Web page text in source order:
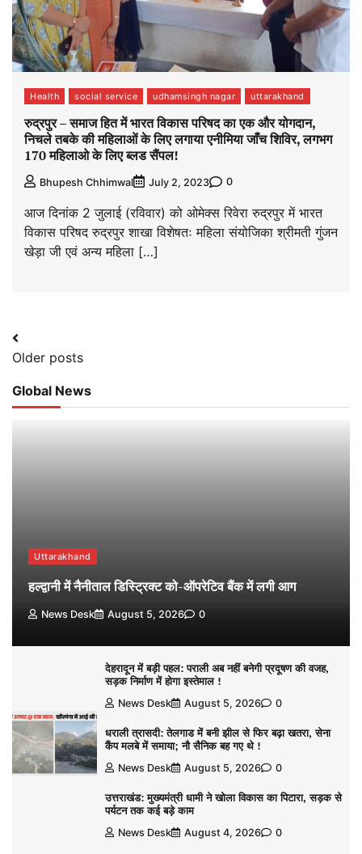
Health social service udhamsingh nagar uttarakhand
रुद्रपुर – समाज हित में भारत विकास परिषद का एक और योगदान,
निचले तबके की महिलाओं के लिए लगाया एनीमिया जाँच शिविर, लगभग
170 महिलाओ के लिए ब्लड सैंपल!
Bhupesh Chhimwal July 2, 2023 0
आज दिनांक 2 जुलाई (रविवार) को ओमेक्स रिवेरा रुद्रपुर में भारत
विकास परिषद रुद्रपुर शाखा विशेषतः महिला संयोजिका श्रीमती गुंजन
खेड़ा जी एवं अन्य महिला […]
Posts
navigation
Older posts
Global News
Uttarakhand
हल्द्वानी में नैनीताल डिस्ट्रिक्ट को-ऑपरेटिव बैंक में लगी आग
News Desk August 5, 2026 0
देहरादून में बड़ी पहल: पराली अब नहीं बनेगी प्रदूषण की वजह,
सड़क निर्माण में होगा इस्तेमाल !
News Desk August 5, 2026 0
धराली त्रासदी: तेलगाड में बनी झील से फिर बढ़ा खतरा, सेना
कैंप मलबे में समाया; नौ सैनिक बह गए थे !
News Desk August 5, 2026 0
उत्तराखंड: मुख्यमंत्री धामी ने खोला विकास का पिटारा, सड़क से
पर्यटन तक कई बड़े काम
News Desk August 4, 2026 0